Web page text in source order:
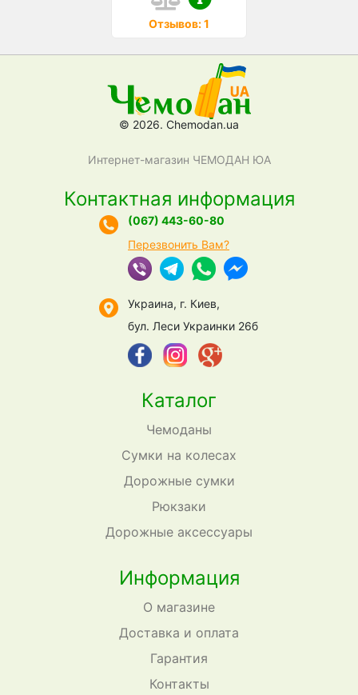
Отзывов: 1
© 2026. Chemodan.ua
Интернет-магазин ЧЕМОДАН ЮА
Каталог
Чемоданы
Сумки на колесах
Дорожные сумки
Рюкзаки
Дорожные аксессуары
Информация
О магазине
Доставка и оплата
Гарантия
Контакты
Контактная информация
(067) 443-60-80
Перезвонить Вам?
Украина, г. Киев,
бул. Леси Украинки 26б